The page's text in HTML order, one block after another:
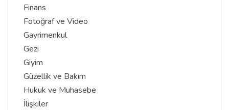
Finans
Fotoğraf ve Video
Gayrimenkul
Gezi
Giyim
Güzellik ve Bakım
Hukuk ve Muhasebe
İlişkiler